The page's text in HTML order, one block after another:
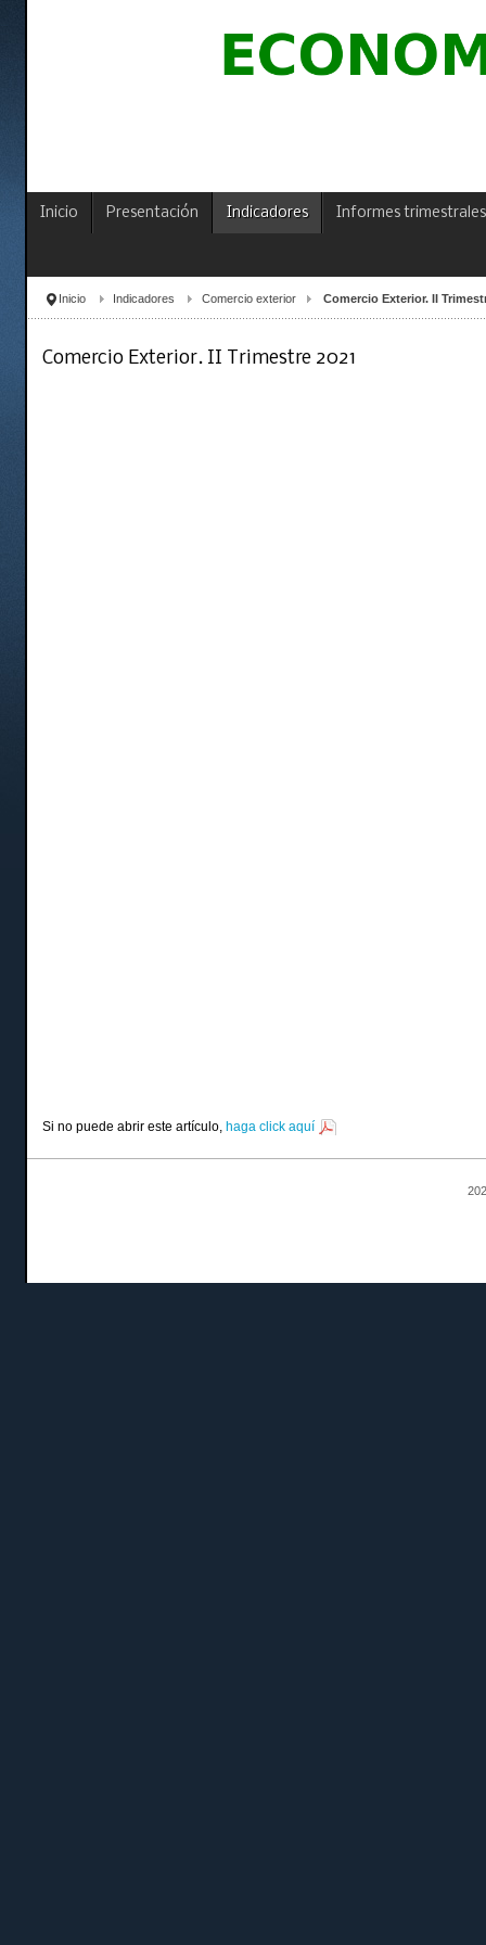
Inicio Presentación Indicadores Informes trimestrales
Inicio Indicadores Comercio exterior Comercio Exterior. II
Comercio Exterior. II Trimestre 2021
Si no puede abrir este artículo, haga click aquí